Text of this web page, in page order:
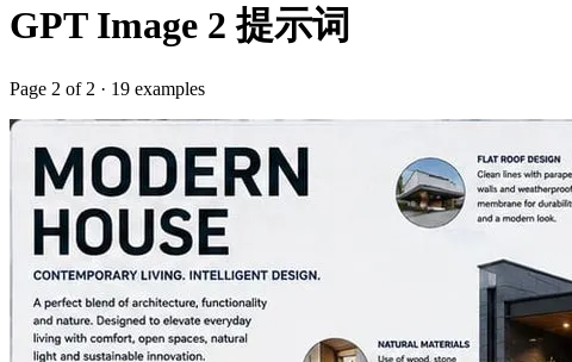
GPT Image 2 提示词
Page 2 of 2 · 19 examples